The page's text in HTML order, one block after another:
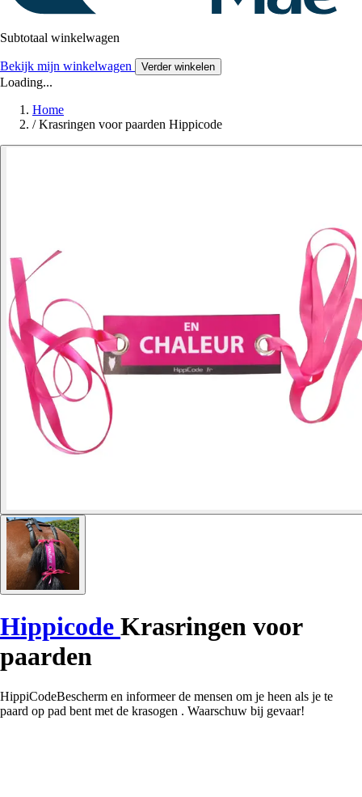
Subtotaal winkelwagen
Bekijk mijn winkelwagen Verder winkelen
Loading...
Home
/ Krasringen voor paarden Hippicode
Hippicode Krasringen voor
paarden
HippiCodeBescherm en informeer de mensen om je heen als je te
paard op pad bent met de krasogen . Waarschuw bij gevaar!